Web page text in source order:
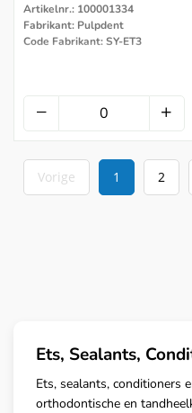
Artikelnr.: 100001334
Fabrikant: Pulpdent
Code Fabrikant: SY-ET3
Vorige 1 2
Ets, Sealants,
Ets, sealants, conditioners
orthodontische en